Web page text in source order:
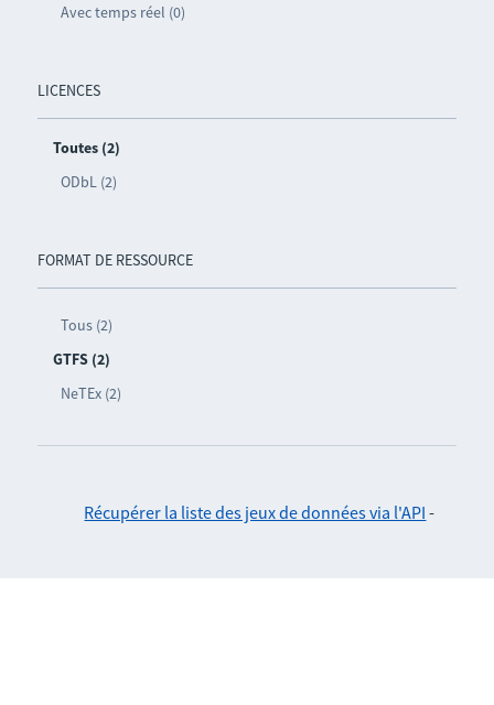
Avec temps réel (0)
LICENCES
Toutes (2)
ODbL (2)
FORMAT DE RESSOURCE
Tous (2)
GTFS (2)
NeTEx (2)
Récupérer la liste des jeux de données via l'API -